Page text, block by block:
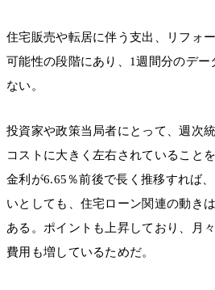
住宅販売や転居に伴う支出、リフォ
可能性の段階にあり、1週間分のデー
ない。
投資家や政策当局者にとって、週次
コストに大きく左右されていること
金利が6.65％前後で長く推移すれば
いとしても、住宅ローン関連の動き
ある。ポイントも上昇しており、月
費用も増しているためだ。